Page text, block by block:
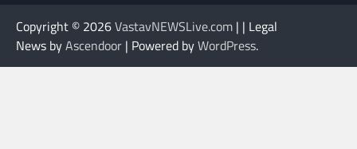
Copyright © 2026VastavNEWSLive.com | | Legal
News byAscendoor | Powered byWordPress.